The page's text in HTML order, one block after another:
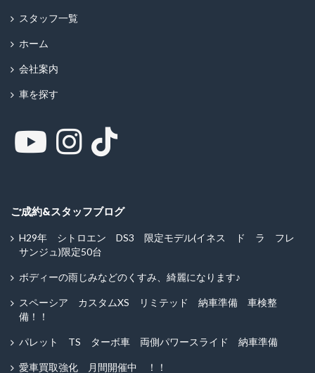
スタッフ一覧
ホーム
会社案内
車を探す
ご成約&スタッフブログ
H29年 シトロエン DS3 限定モデル(イネス ド ラ フレ
サンジュ)限定50台
ボディーの雨じみなどのくすみ、綺麗になります♪
スペーシア カスタムXS リミテッド 納車準備 車検整
備！！
パレット TS ターボ車 両側パワースライド 納車準備
愛車買取強化 月間開催中 ！！